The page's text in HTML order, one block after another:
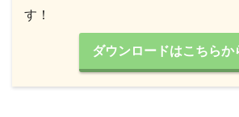
す！
ダウンロードはこちらか